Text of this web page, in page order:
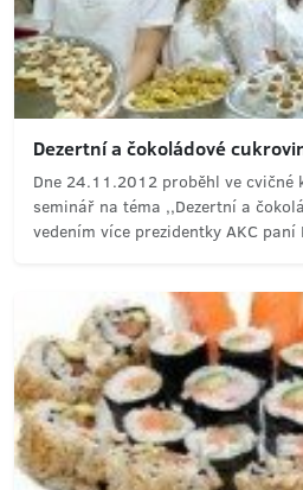
Dezertní a čokoládové
Dne 24.11.2012 proběhl ve cvičné
seminář na téma ,,Dezertní a
vedením více prezidentky AKC paní